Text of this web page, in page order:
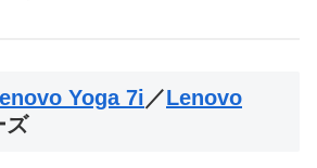
Yoga 7i ／Lenovo
ズ